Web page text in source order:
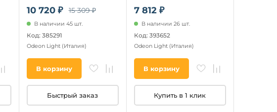
10 720 ₽ 15 309 ₽
В наличии 45 шт.
Код: 385291
Odeon Light (Италия)
В корзину
Быстрый заказ
7 812 ₽
В наличии 26 шт.
Код: 393652
Odeon Light (Италия)
В корзину
Купить в 1 клик